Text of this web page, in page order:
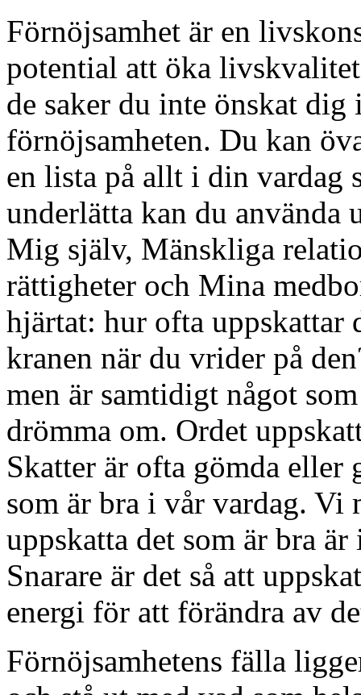
Förnöjsamhet är en
potential att öka
de saker du inte önskat
förnöjsamheten. Du kan
en lista på allt i din vardag
underlätta kan du
Mig själv, Mänskliga
rättigheter och Mina
hjärtat: hur ofta uppskattar
kranen när du vrider på
men är samtidigt något
drömma om. Ordet
Skatter är ofta gömda eller
som är bra i vår vardag. Vi
uppskatta det som är bra
Snarare är det så att
energi för att förändra av
Förnöjsamhetens fälla